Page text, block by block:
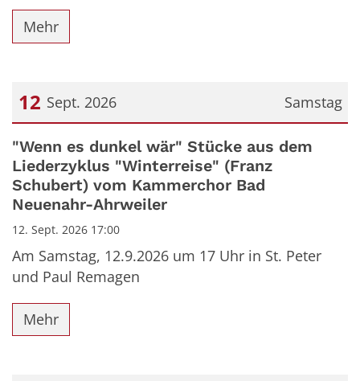
Mehr
Samstag
12 Sept. 2026
Datum: 12. September 2026
"Wenn es dunkel wär" Stücke aus dem
Liederzyklus "Winterreise" (Franz
Schubert) vom Kammerchor Bad
Neuenahr-Ahrweiler
12. Sept. 2026 17:00
Am Samstag, 12.9.2026 um 17 Uhr in St. Peter
und Paul Remagen
Mehr